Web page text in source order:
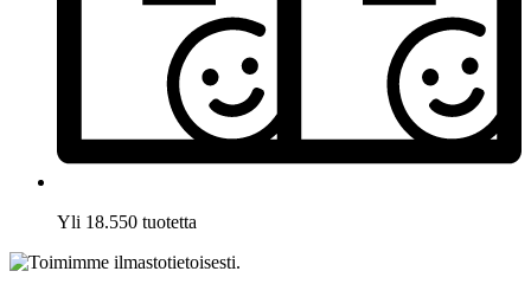
Yli 18.550 tuotetta